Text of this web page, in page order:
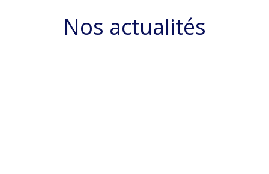
Nos actualités